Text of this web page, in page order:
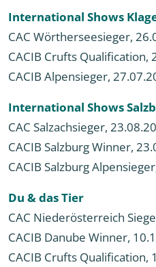
International Shows
CAC Wörtherseesieger,
CACIB Crufts Qualification,
CACIB Alpensieger,
International Shows
CAC Salzachsieger,
CACIB Salzburg Winner,
CACIB Salzburg
Du & das Tier
CAC Niederösterreich
CACIB Danube Winner,
CACIB Crufts Qualification,